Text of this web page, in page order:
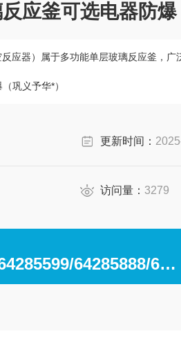
应釜可选电器防爆
应器）属于多功能单层玻璃反应釜，
巩义予华*）
更新时间：
访问量：3279
0371-64280063/64285599/64285888/64285599/64285318/64285369/64285222